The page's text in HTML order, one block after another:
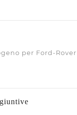
per Ford-